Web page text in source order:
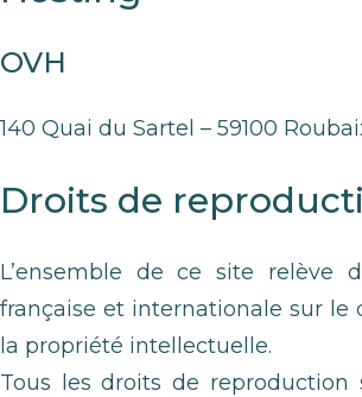
OVH
140 Quai du Sartel – 59100
Droits de
L’ensemble de ce site relève
française et internationale sur le
la propriété intellectuelle.
Tous les droits de reproduction